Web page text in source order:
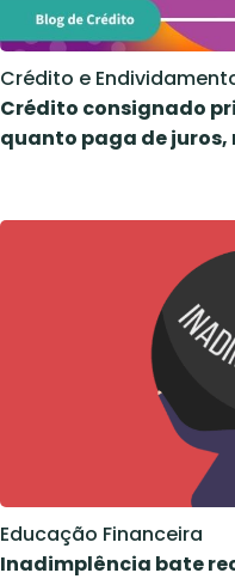
Crédito e
Crédito consignado
quanto paga de juros,
Educação Financeira
Inadimplência bate